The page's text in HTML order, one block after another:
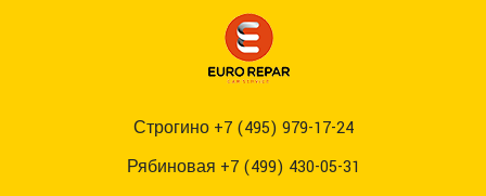
Строгино +7 (495) 979-17-24
Рябиновая +7 (499) 430-05-31